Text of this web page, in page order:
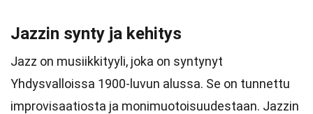
Jazzin synty ja kehitys
Jazz on musiikkityyli, joka on syntynyt
Yhdysvalloissa 1900-luvun alussa. Se on tunnettu
improvisaatiosta ja monimuotoisuudestaan. Jazzin